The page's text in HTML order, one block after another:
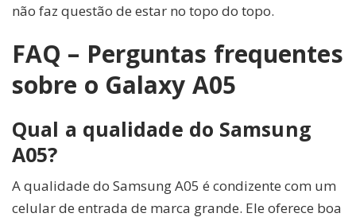
não faz questão de estar no topo do topo.
FAQ – Perguntas frequentes
sobre o Galaxy A05
Qual a qualidade do Samsung
A05?
A qualidade do Samsung A05 é condizente com um
celular de entrada de marca grande. Ele oferece boa